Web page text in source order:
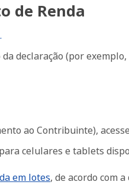
de Renda
declaração (por exemplo,
ao Contribuinte),
para celulares e tablets
em lotes, de acordo com